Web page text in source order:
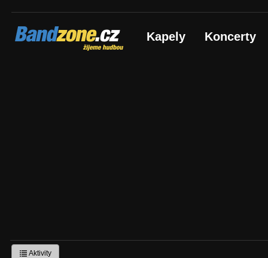
Bandzone.cz
žijeme hudbou Kapely Koncerty
Aktivity